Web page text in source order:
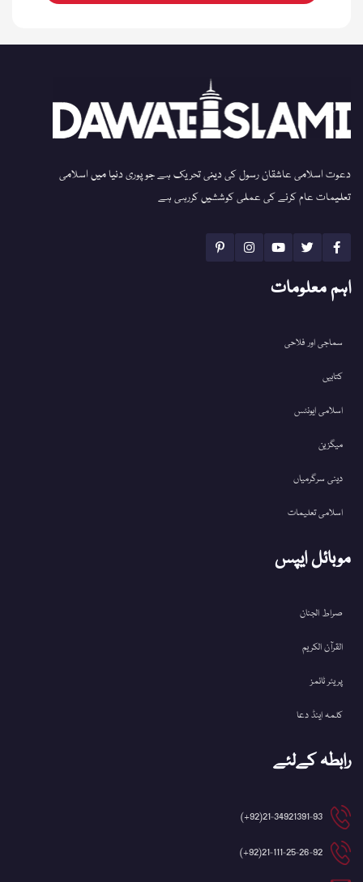
دعوت اسلامی عاشقان رسول کی دینی تحریک ہے جو پوری دنیا میں اسلامی
تعلیمات عام کرنے کی عملی کوششیں کررہی ہے
اہم معلومات
سماجی اور فلاحی
کتابیں
اسلامی ایونٹس
میگزین
دینی سرگرمیاں
اسلامی تعلیمات
موبائل ایپس
صراط الجنان
القرآن الکریم
پریئر ٹائمز
کلمہ اینڈ دعا
رابطہ کےلئے
21-34921391-93(92+)
21-111-25-26-92(92+)